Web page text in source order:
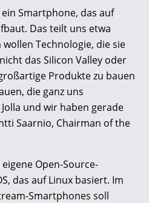
Smartphone, das auf
Das teilt uns etwa
Technologie, die sie
das Silicon Valley oder
Produkte zu bauen
die ganz uns
und wir haben gerade
Saarnio, Chairman of the
Open-Source-
das auf Linux basiert. Im
Smartphones soll